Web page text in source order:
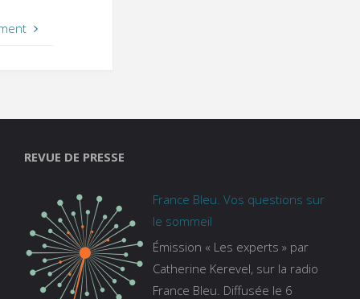
REVUE DE PRESSE
France Bleu. Vos questions sur
le sommeil
Émission « Les experts » par
Catherine Kerevel, sur la radio
France Bleu. Diffusée le 6